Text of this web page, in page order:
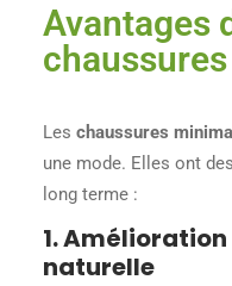
Avantages
Leschaussures
une mode. Elles ont des
long terme :
1.
naturelle